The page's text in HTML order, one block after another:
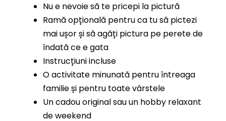
Nu e nevoie să te pricepi la pictură
Ramă opțională pentru ca tu să pictezi
mai ușor și să agăți pictura pe perete de
îndată ce e gata
Instrucțiuni incluse
O activitate minunată pentru întreaga
familie și pentru toate vârstele
Un cadou original sau un hobby relaxant
de weekend